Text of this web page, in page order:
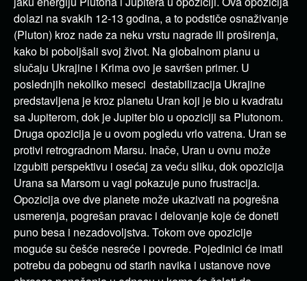
dolazi na svakih 12-13 godina, a to podstiče osnaživanje
(Pluton) kroz nade za neku vrstu nagrade ili proširenja,
kako bi poboljšali svoj ​​život. Na globalnom planu u
slučaju Ukrajine i Krima ovo je savršen primer. U
poslednjih nekoliko meseci destabilizacija Ukrajine
predstavljena je kroz planetu Uran koji je bio u kvadratu
sa Jupiterom, dok je Jupiter bio u opoziciji sa Plutonom.
Druga opozicija je u ovom pogledu vrlo vatrena. Uran se
protivi retrogradnom Marsu. Inače, Uran u ovnu može
izgubiti perspektivu i osećaj za veću sliku, dok opozicija
Urana sa Marsom u vagi pokazuje puno frustracija.
Opozicija ove dve planete može ukazivati na pogrešna
usmerenja, pogrešan pravac i delovanje koje će doneti
puno besa i nezadovoljstva. Tokom ove opozicije
moguće su češće nesreće i povrede. Pojedinici će imati
potrebu da pobegnu od starih navika i ustanove nove